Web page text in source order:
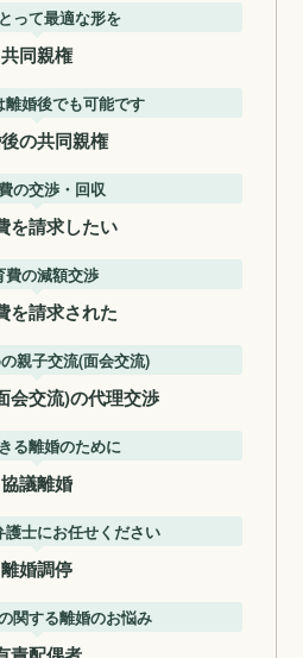
って最適な形を
共同親権
離婚後でも可能です
の共同親権
の交渉・回収
を請求したい
費の減額交渉
を請求された
親子交流(面会交流)
会交流)の代理交渉
る離婚のために
協議離婚
護士にお任せください
離婚調停
関する離婚のお悩み